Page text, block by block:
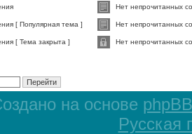
Нет непрочитанных
[ Популярная тема ] Нет непрочитанных
[ Тема закрыта ] Нет непрочитанных
на основе phpBB
Русская